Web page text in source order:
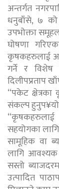
अन्तर्गत
धनुबाँसे, ७
उपभोक्ता
घोषणा
कृषकहरुलाई
गर्ने र विशेष
दिलीपप्रताप
“पकेट
संकल्प हुनुप¥यो
सहयोगका
सामूहिक वा
लागि
सस्तो
उत्पादित